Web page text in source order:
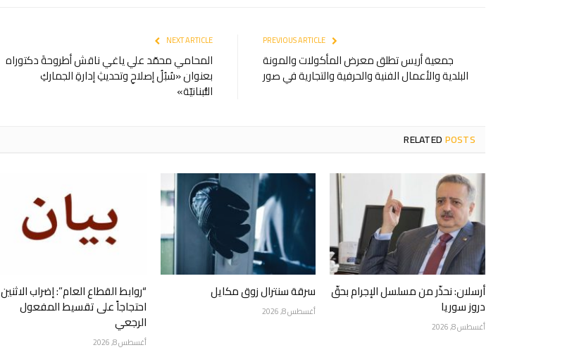
جمعية أريس تطلق معرض المأكولات والمونة
البلدية والأعمال الفنية والحرفية والتجارية في صور
NEXT ARTICLE
المحامي محمّد علي ياغي ناقش أطروحةَ دكتوراه
بعنوان «سُبُلُ إصلاحِ وتحديثِ إدارةِ الجماركِ
اللُّبنانيّة»
RELATEDPOSTS
أرسلان: نحذّر من مسلسل الإجرام بحقّ
دروز سوريا
أغسطس 8, 2026
سرقة سنترال زوق مكايل
أغسطس 8, 2026
“روابط القطاع العام”: إضراب الاثنين
احتجاجاً على تقسيط المفعول
الرجعي
أغسطس 8, 2026